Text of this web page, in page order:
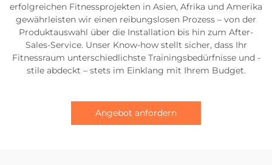
erfolgreichen Fitnessprojekten in Asien, Afrika und Amerika
gewährleisten wir einen reibungslosen Prozess – von der
Produktauswahl über die Installation bis hin zum After-
Sales-Service. Unser Know-how stellt sicher, dass Ihr
Fitnessraum unterschiedlichste Trainingsbedürfnisse und -
stile abdeckt – stets im Einklang mit Ihrem Budget.
Angebot anfordern